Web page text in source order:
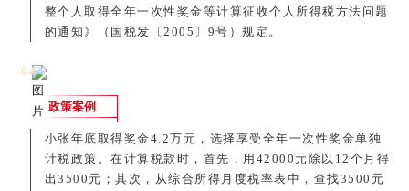
整个人取得全年一次性奖金等计算征收个人所得税方法问题
的通知》（国税发〔2005〕9号）规定。
04
政策案例
小张年底取得奖金4.2万元，选择享受全年一次性奖金单独
计税政策。在计算税款时，首先，用42000元除以12个月得
出3500元；其次，从综合所得月度税率表中，查找3500元